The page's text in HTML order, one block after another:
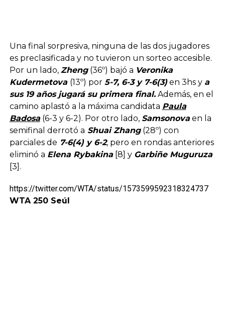
Una final sorpresiva, ninguna de las dos jugadores
es preclasificada y no tuvieron un sorteo accesible.
Por un lado, Zheng(36º) bajó a Veronika
Kudermetova (13º) por 5-7, 6-3 y 7-6(3)en 3hs y a
sus 19 años jugará su primera final.Además, en el
camino aplastó a la máxima candidata Paula
Badosa(6-3 y 6-2). Por otro lado, Samsonovaen la
semifinal derrotó a Shuai Zhang(28º) con
parciales de 7-6(4) y 6-2, pero en rondas anteriores
eliminó a Elena Rybakina[8] y Garbiñe Muguruza
[3].
https://twitter.com/WTA/status/1573599592318324737
WTA 250 Seúl